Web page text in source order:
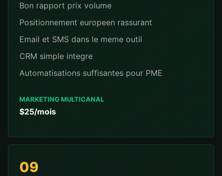
Bon rapport prix volume
Positionnement europeen rassurant
Email et SMS dans le meme outil
CRM simple integre
Automatisations suffisantes pour PME
MARKETING MULTICANAL
$25/mois
09